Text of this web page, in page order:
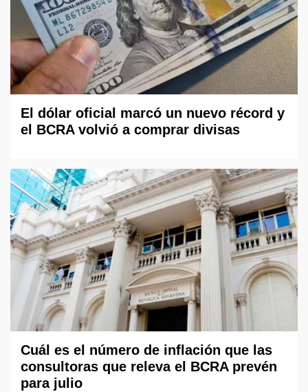
El dólar oficial marcó un nuevo récord y
el BCRA volvió a comprar divisas
Cuál es el número de inflación que las
consultoras que releva el BCRA prevén
para julio